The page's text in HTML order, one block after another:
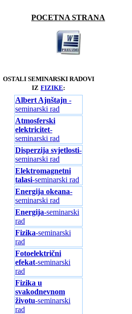
POCETNA STRANA
OSTALI SEMINARSKI RADOVI
IZ FIZIKE:
Albert Ajnštajn -
seminarski rad
Atmosferski
elektricitet-
seminarski rad
Disperzija svjetlosti-
seminarski rad
Elektromagnetni
talasi-seminarski rad
Energija okeana-
seminarski rad
Energija-seminarski
rad
Fizika-seminarski
rad
Fotoelektrični
efekat-seminarski
rad
Fizika u
svakodnevnom
životu-seminarski
rad